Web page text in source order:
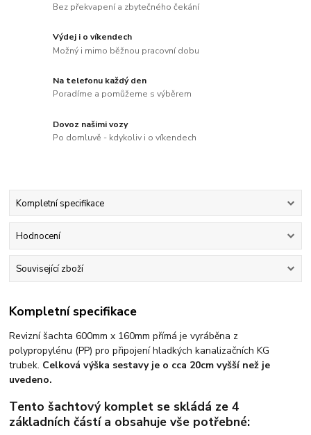
Bez překvapení a zbytečného čekání
Výdej i o víkendech
Možný i mimo běžnou pracovní dobu
Na telefonu každý den
Poradíme a pomůžeme s výběrem
Dovoz našimi vozy
Po domluvě - kdykoliv i o víkendech
Kompletní specifikace
Hodnocení
Související zboží
Kompletní specifikace
Revizní šachta 600mm x 160mm přímá je vyráběna z
polypropylénu (PP) pro připojení hladkých kanalizačních KG
trubek. Celková výška sestavy je o cca 20cm vyšší než je
uvedeno.
Tento šachtový komplet se skládá ze 4
základních částí a obsahuje vše potřebné: